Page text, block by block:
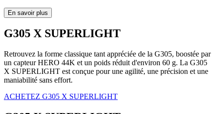
En savoir plus
G305 X SUPERLIGHT
Retrouvez la forme classique tant appréciée de la G305, boostée par
un capteur HERO 44K et un poids réduit d'environ 60 g. La G305
X SUPERLIGHT est conçue pour une agilité, une précision et une
maniabilité sans effort.
ACHETEZ G305 X SUPERLIGHT